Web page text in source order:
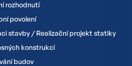
rozhodnutí
povolení
stavby / Realizační projekt statiky
konstrukcí
budov